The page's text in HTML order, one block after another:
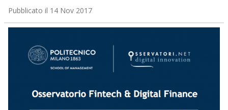
Pubblicato il 14 Nov 2017